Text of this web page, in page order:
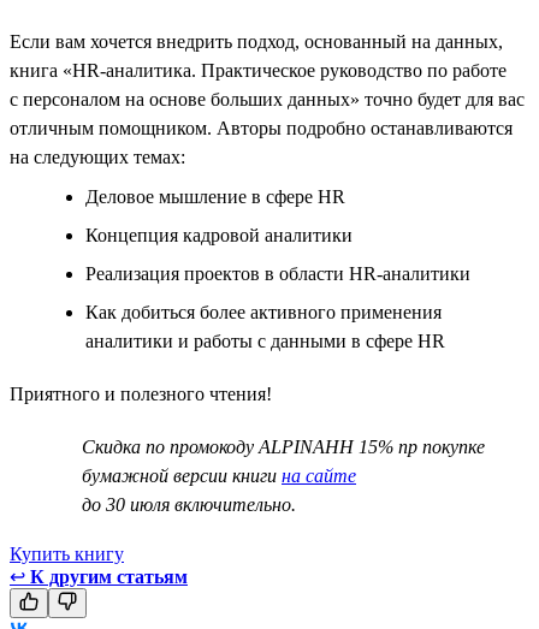
Если вам хочется внедрить подход, основанный на данных,
книга «HR-аналитика. Практическое руководство по работе
с персоналом на основе больших данных» точно будет для вас
отличным помощником. Авторы подробно останавливаются
на следующих темах:
Деловое мышление в сфере HR
Концепция кадровой аналитики
Реализация проектов в области HR-аналитики
Как добиться более активного применения
аналитики и работы с данными в сфере HR
Приятного и полезного чтения!
Скидка по промокоду ALPINAHH 15% пр покупке
бумажной версии книги на сайте
до 30 июля включительно.
Купить книгу
↩ К другим статьям